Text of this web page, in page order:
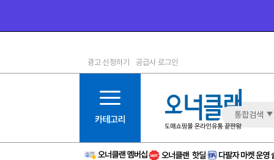
1등급
11등급
12등급
15등급
광고 신청하기 공급사 로그인
통합검색